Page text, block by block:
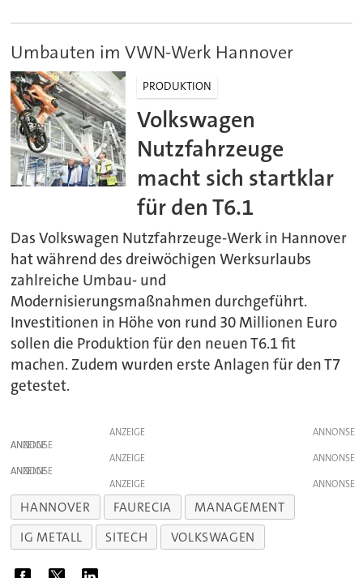
Umbauten im VWN-Werk Hannover
PRODUKTION
Volkswagen
Nutzfahrzeuge
macht sich startklar
für den T6.1
Das Volkswagen Nutzfahrzeuge-Werk in Hannover
hat während des dreiwöchigen Werksurlaubs
zahlreiche Umbau- und
Modernisierungsmaßnahmen durchgeführt.
Investitionen in Höhe von rund 30 Millionen Euro
sollen die Produktion für den neuen T6.1 fit
machen. Zudem wurden erste Anlagen für den T7
getestet.
ANZEIGE
ANZEIGE
ANZEIGE
ANZEIGE
ANZEIGE
HANNOVER FAURECIA
MANAGEMENT
IG METALL
SITECH VOLKSWAGEN